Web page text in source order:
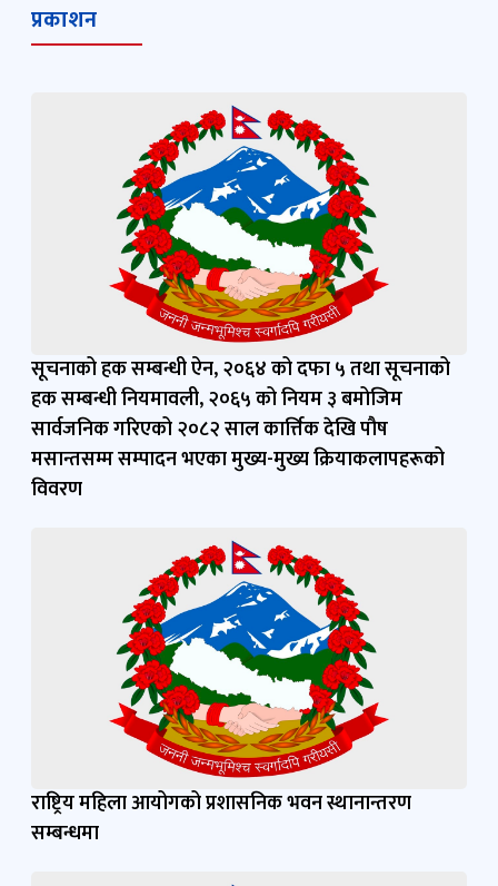
प्रकाशन
सूचनाको हक सम्बन्धी ऐन, २०६४ को दफा ५ तथा सूचनाको
हक सम्बन्धी नियमावली, २०६५ को नियम ३ बमोजिम
सार्वजनिक गरिएको २०८२ साल कार्त्तिक देखि पौष
मसान्तसम्म सम्पादन भएका मुख्य-मुख्य क्रियाकलापहरूको
विवरण
राष्ट्रिय महिला आयोगको प्रशासनिक भवन स्थानान्तरण
सम्बन्धमा